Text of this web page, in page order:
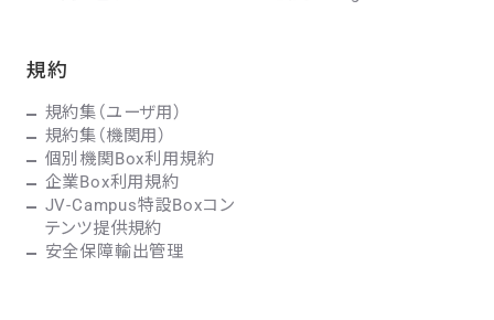
規約
規約集（ユーザ用）
規約集（機関用）
個別機関Box利用規約
企業Box利用規約
JV-Campus特設Boxコン
テンツ提供規約
安全保障輸出管理